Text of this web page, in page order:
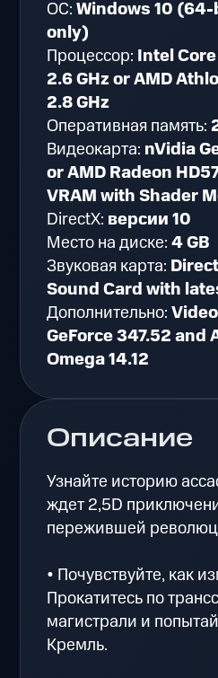
Описание
Узнайте историю
ждет 2,5D
пережившей
• Почувствуйте, как
Прокатитесь по
магистрали и
Кремль.
ОС:Windows 10
only)
Процессор: Intel
2.6 GHz or AMD
2.8 GHz
Оперативная память:
Видеокарта: nVidia
or AMD Radeon
VRAM with Shader
DirectX: версии 10
Место на диске:4 GB
Звуковая карта:
Sound Card with
Дополнительно:
GeForce 347.52 and
Omega 14.12